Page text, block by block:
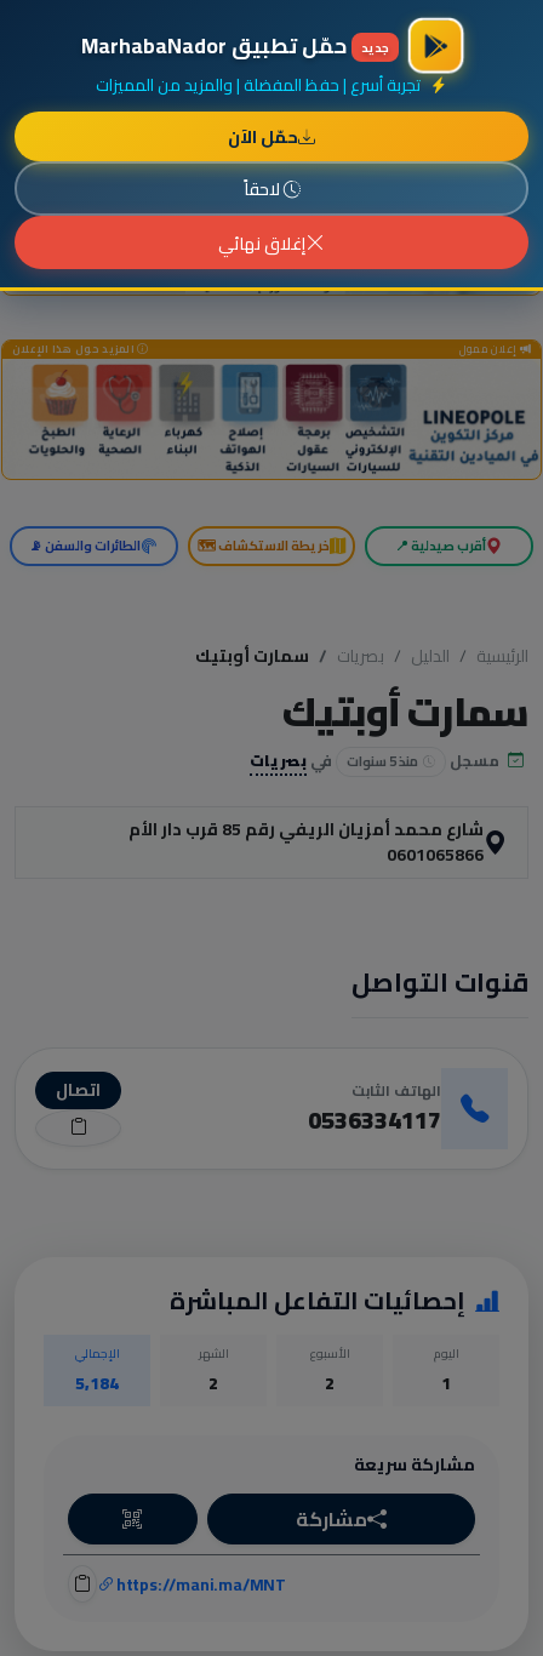
أضف نشاطك مجاناً
جديد حمّل تطبيق MarhabaNador
تجربة أسرع | حفظ المفضلة | والمزيد من المميزات
حمّل الآن
لاحقاً
إغلاق نهائي
إعلان ممول المزيد حول هذا الإعلان
إعلان ممول المزيد حول هذا الإعلان
أقرب صيدلية 📍 خريطة الاستكشاف 🗺️ الطائرات والسفن 📡
الرئيسية الدليل بصريات سمارت أوبتيك
سمارت أوبتيك
مسجل منذ 5 سنوات فيبصريات
شارع محمد أمزيان الريفي رقم 85 قرب دار الأم
0601065866
قنوات التواصل
الهاتف الثابت
0536334117
اتصال
إحصائيات التفاعل المباشرة
اليوم
1
الأسبوع
2
الشهر
2
الإجمالي
5,184
مشاركة سريعة
مشاركة
https://mani.ma/MNT